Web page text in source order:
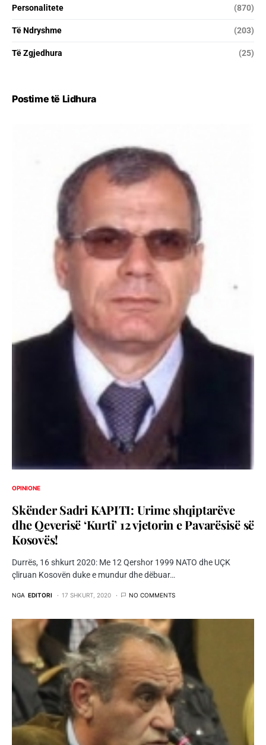
Personalitete (870)
Të Ndryshme (203)
Të Zgjedhura (25)
Postime të Lidhura
OPINIONE
Skënder Sadri KAPITI: Urime shqiptarëve
dhe Qeverisë ‘Kurti’ 12 vjetorin e Pavarësisë së
Kosovës!
Durrës, 16 shkurt 2020: Me 12 Qershor 1999 NATO dhe UÇK
çliruan Kosovën duke e mundur dhe dëbuar…
NGA EDITORI 17 SHKURT, 2020 NO COMMENTS